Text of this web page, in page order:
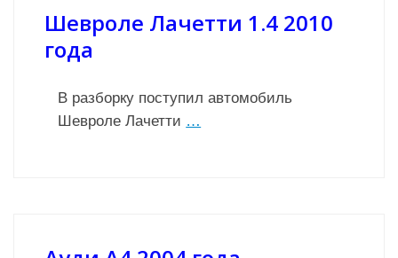
Шевроле Лачетти 1.4 2010
года
В разборку поступил автомобиль
Шевроле Лачетти …